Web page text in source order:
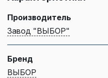
Производитель
Завод "ВЫБОР"
Бренд
ВЫБОР